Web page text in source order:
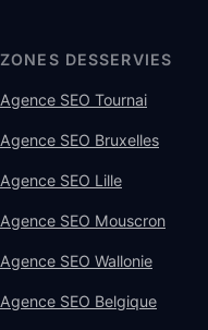
ZONES DESSERVIES
Agence SEO Tournai
Agence SEO Bruxelles
Agence SEO Lille
Agence SEO Mouscron
Agence SEO Wallonie
Agence SEO Belgique